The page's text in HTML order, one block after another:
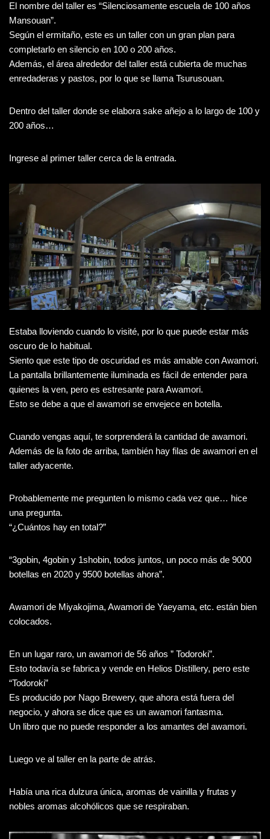
El nombre del taller es “Silenciosamente escuela de 100 años
Mansouan”.
Según el ermitaño, este es un taller con un gran plan para
completarlo en silencio en 100 o 200 años.
Además, el área alrededor del taller está cubierta de muchas
enredaderas y pastos, por lo que se llama Tsurusouan.
Dentro del taller donde se elabora sake añejo a lo largo de 100 y
200 años…
Ingrese al primer taller cerca de la entrada.
Estaba lloviendo cuando lo visité, por lo que puede estar más
oscuro de lo habitual.
Siento que este tipo de oscuridad es más amable con Awamori.
La pantalla brillantemente iluminada es fácil de entender para
quienes la ven, pero es estresante para Awamori.
Esto se debe a que el awamori se envejece en botella.
Cuando vengas aquí, te sorprenderá la cantidad de awamori.
Además de la foto de arriba, también hay filas de awamori en el
taller adyacente.
Probablemente me pregunten lo mismo cada vez que… hice
una pregunta.
“¿Cuántos hay en total?”
“3gobin, 4gobin y 1shobin, todos juntos, un poco más de 9000
botellas en 2020 y 9500 botellas ahora”.
Awamori de Miyakojima, Awamori de Yaeyama, etc. están bien
colocados.
En un lugar raro, un awamori de 56 años ” Todoroki”.
Esto todavía se fabrica y vende en Helios Distillery, pero este
“Todoroki”
Es producido por Nago Brewery, que ahora está fuera del
negocio, y ahora se dice que es un awamori fantasma.
Un libro que no puede responder a los amantes del awamori.
Luego ve al taller en la parte de atrás.
Había una rica dulzura única, aromas de vainilla y frutas y
nobles aromas alcohólicos que se respiraban.